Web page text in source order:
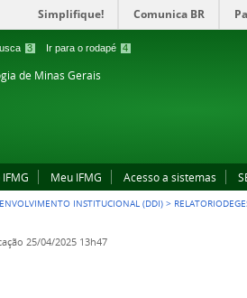
3 Ir para o rodapé 4
Simplifique! Comunica BR
de Minas Gerais
Meu IFMG Acesso a sistemas
INSTITUCIONAL (DDI) >
25/04/2025 13h47